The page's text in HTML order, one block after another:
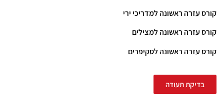
קורס עזרה ראשונה למדריכי ירי
קורס עזרה ראשונה למצילים
קורס עזרה ראשונה לסקיפרים
בדיקת תעודה